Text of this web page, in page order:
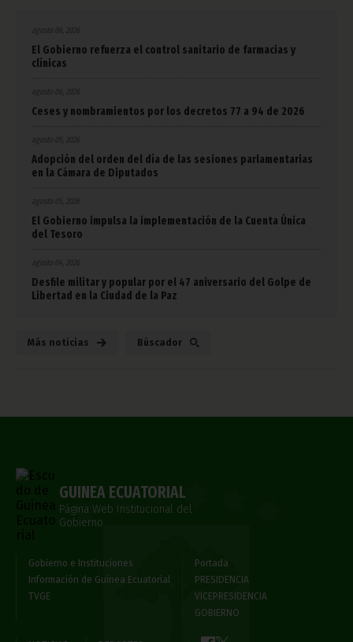
agosto 06, 2026
El Gobierno refuerza el control sanitario de farmacias y
clínicas
agosto 06, 2026
Ceses y nombramientos por los decretos 77 a 94 de 2026
agosto 05, 2026
Adopción del orden del día de las sesiones parlamentarias
en la Cámara de Diputados
agosto 05, 2026
El Gobierno impulsa la implementación de la Cuenta Única
del Tesoro
agosto 04, 2026
Desfile militar y popular por el 47 aniversario del Golpe de
Libertad en la Ciudad de la Paz
Más noticias Búscador
GUINEA ECUATORIAL
Página Web Institucional del
Gobierno
Gobierno e Instituciones
Información de Guinea Ecuatorial
TVGE
Portada
PRESIDENCIA
VICEPRESIDENCIA
GOBIERNO